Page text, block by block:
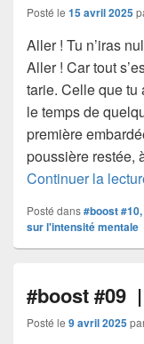
Posté le 15 avril 2025
Aller ! Tu n’iras
Aller ! Car tout
tarie. Celle que tu
le temps de
première
poussière restée,
Continuer la
Posté dans#boost
sur l'intensité mentale
#boost #09
Posté le 9 avril 2025